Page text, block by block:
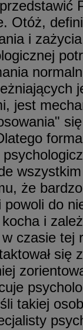
Otóż,
i
jest
że
do
i
czasie tej
się
takiej